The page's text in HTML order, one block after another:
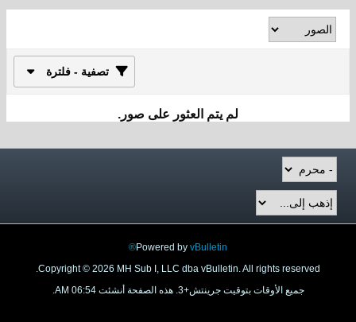
تصفية - فلترة
لم يتم العثور على صور.
Powered by vBulletin®
Copyright © 2026 MH Sub I, LLC dba vBulletin. All rights reserved.
جميع الأوقات بتوقيت جرينتش+3. هذه الصفحة أنشئت 06:54 AM.